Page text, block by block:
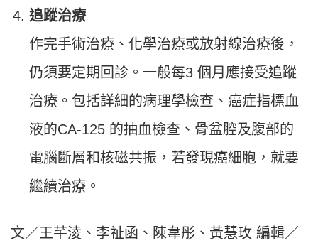
追蹤治療
作完手術治療、化學治療或放射線治療後，
仍須要定期回診。一般每3 個月應接受追蹤
治療。包括詳細的病理學檢查、癌症指標血
液的CA-125 的抽血檢查、骨盆腔及腹部的
電腦斷層和核磁共振，若發現癌細胞，就要
繼續治療。
文／王芊淩、李祉函、陳韋彤、黃慧玫 編輯／